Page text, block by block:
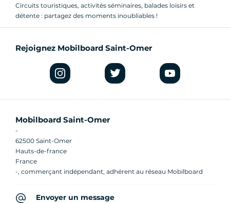
Circuits touristiques, activités séminaires, balades loisirs et
détente : partagez des moments inoubliables !
Rejoignez Mobilboard Saint-Omer
Mobilboard Saint-Omer
-
62500 Saint-Omer
Hauts-de-france
France
-, commerçant indépendant, adhérent au réseau Mobilboard
Envoyer un message